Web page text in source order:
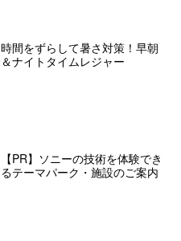
時間をずらして暑さ対策！早朝
＆ナイトタイムレジャー
【PR】ソニーの技術を体験でき
るテーマパーク・施設のご案内